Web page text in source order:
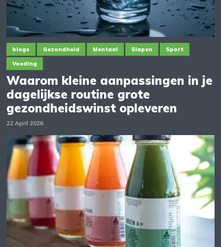
blogs Gezondheid Mentaal Slapen Sport
Voeding
Waarom kleine aanpassingen in je
dagelijkse routine grote
gezondheidswinst opleveren
22 April 2026